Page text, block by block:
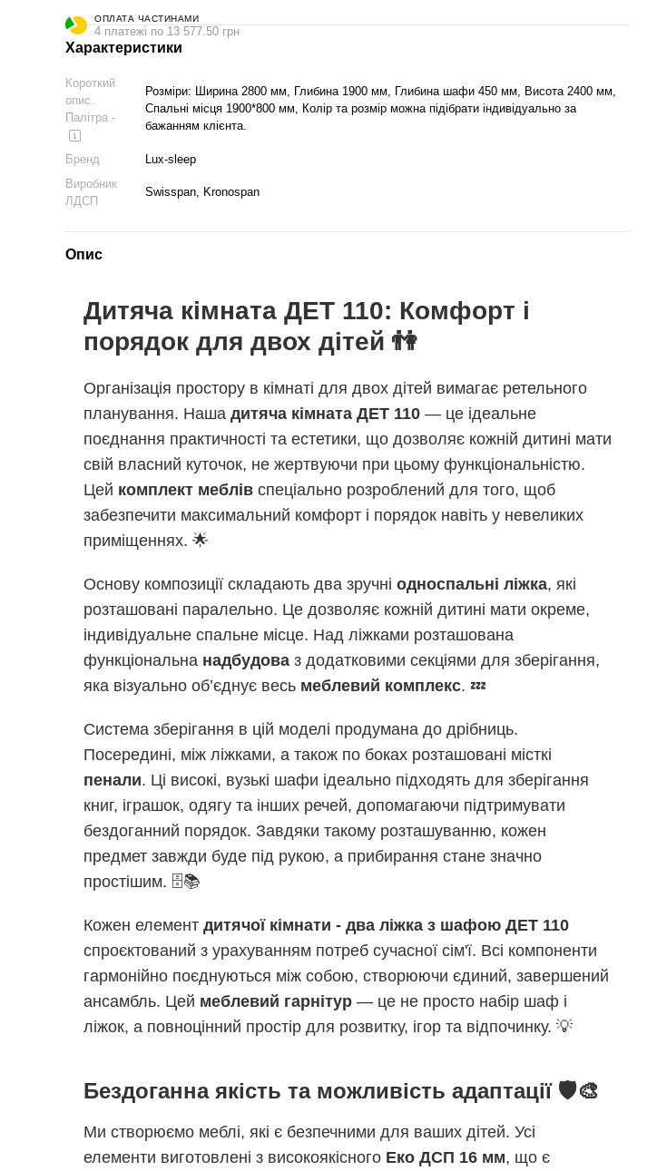
ОПЛАТА ЧАСТИНАМИ
4 платежі по 13 577.50 грн
Характеристики
Короткий
опис.
Палітра -
Розміри: Ширина 2800 мм, Глибина 1900 мм, Глибина шафи 450 мм, Висота 2400 мм,
Спальні місця 1900*800 мм, Колір та розмір можна підібрати індивідуально за
бажанням клієнта.
Бренд
Lux-sleep
Виробник
ЛДСП
Swisspan, Kronospan
Опис
Дитяча кімната ДЕТ 110: Комфорт і
порядок для двох дітей 👫
Організація простору в кімнаті для двох дітей вимагає ретельного
планування. Наша дитяча кімната ДЕТ 110 — це ідеальне
поєднання практичності та естетики, що дозволяє кожній дитині мати
свій власний куточок, не жертвуючи при цьому функціональністю.
Цей комплект меблів спеціально розроблений для того, щоб
забезпечити максимальний комфорт і порядок навіть у невеликих
приміщеннях. 🌟
Основу композиції складають два зручні односпальні ліжка, які
розташовані паралельно. Це дозволяє кожній дитині мати окреме,
індивідуальне спальне місце. Над ліжками розташована
функціональна надбудова з додатковими секціями для зберігання,
яка візуально об’єднує весь меблевий комплекс. 💤
Система зберігання в цій моделі продумана до дрібниць.
Посередині, між ліжками, а також по боках розташовані місткі
пенали. Ці високі, вузькі шафи ідеально підходять для зберігання
книг, іграшок, одягу та інших речей, допомагаючи підтримувати
бездоганний порядок. Завдяки такому розташуванню, кожен
предмет завжди буде під рукою, а прибирання стане значно
простішим. 🗄️📚
Кожен елемент дитячої кімнати - два ліжка з шафою ДЕТ 110
спроєктований з урахуванням потреб сучасної сім'ї. Всі компоненти
гармонійно поєднуються між собою, створюючи єдиний, завершений
ансамбль. Цей меблевий гарнітур — це не просто набір шаф і
ліжок, а повноцінний простір для розвитку, ігор та відпочинку. 💡
Бездоганна якість та можливість адаптації 🛡️🎨
Ми створюємо меблі, які є безпечними для ваших дітей. Усі
елементи виготовлені з високоякісного Еко ДСП 16 мм, що є